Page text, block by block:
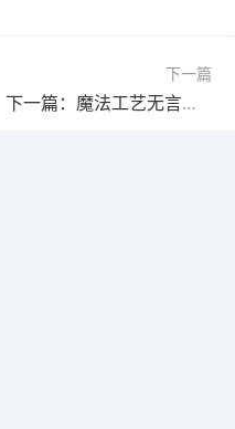
下一篇
下一篇：魔法工艺无言之杖怎么搭配？进阶技巧全解析